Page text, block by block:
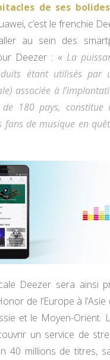
de ses
c’est le frenchie
au sein des
Deezer : « La
étant utilisés
associée à
180 pays, constitue
de musique en
Deezer sera ainsi
de l’Europe à l’Asie
et le Moyen-Orient.
un service de
40 millions de titres,